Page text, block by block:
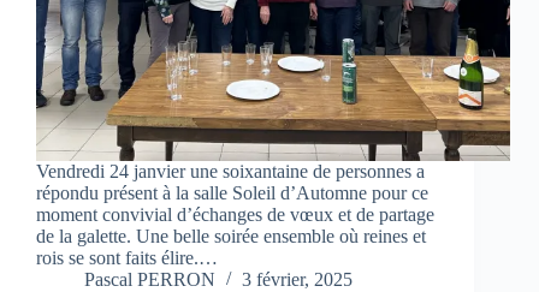
Vendredi 24 janvier une soixantaine de personnes a
répondu présent à la salle Soleil d’Automne pour ce
moment convivial d’échanges de vœux et de partage
de la galette. Une belle soirée ensemble où reines et
rois se sont faits élire.…
Pascal PERRON
3 février, 2025